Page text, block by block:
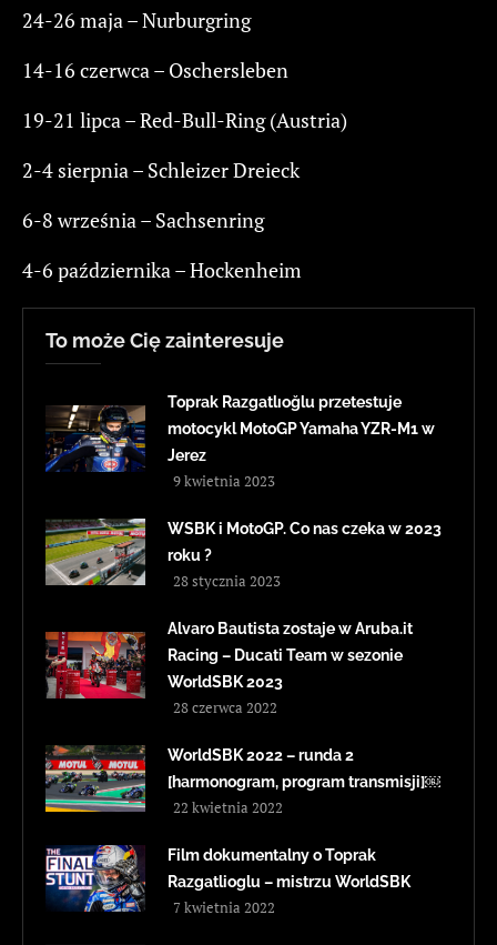
24-26 maja – Nurburgring
14-16 czerwca – Oschersleben
19-21 lipca – Red-Bull-Ring (Austria)
2-4 sierpnia – Schleizer Dreieck
6-8 września – Sachsenring
4-6 października – Hockenheim
To może Cię zainteresuje
Toprak Razgatlıoğlu przetestuje
motocykl MotoGP Yamaha YZR-M1 w
Jerez
9 kwietnia 2023
WSBK i MotoGP. Co nas czeka w 2023
roku ?
28 stycznia 2023
Alvaro Bautista zostaje w Aruba.it
Racing – Ducati Team w sezonie
WorldSBK 2023
28 czerwca 2022
WorldSBK 2022 – runda 2
[harmonogram, program transmisji]￼
22 kwietnia 2022
Film dokumentalny o Toprak
Razgatlioglu – mistrzu WorldSBK
7 kwietnia 2022